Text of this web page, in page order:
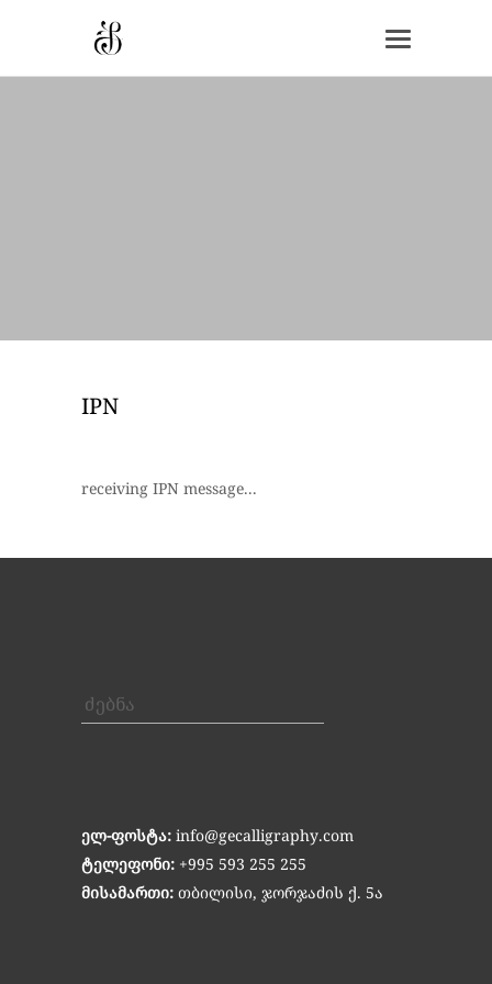
IPN
receiving IPN message...
ძებნა
ელ-ფოსტა: info@gecalligraphy.com
ტელეფონი: +995 593 255 255
მისამართი: თბილისი, ჯორჯაძის ქ. 5ა